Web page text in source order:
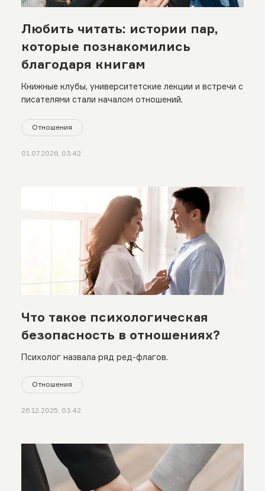
Любить читать: истории пар,
которые познакомились
благодаря книгам
Книжные клубы, университетские лекции и встречи с
писателями стали началом отношений.
Отношения
01.07.2026, 03:42
Что такое психологическая
безопасность в отношениях?
Психолог назвала ряд ред-флагов.
Отношения
26.12.2025, 03:42